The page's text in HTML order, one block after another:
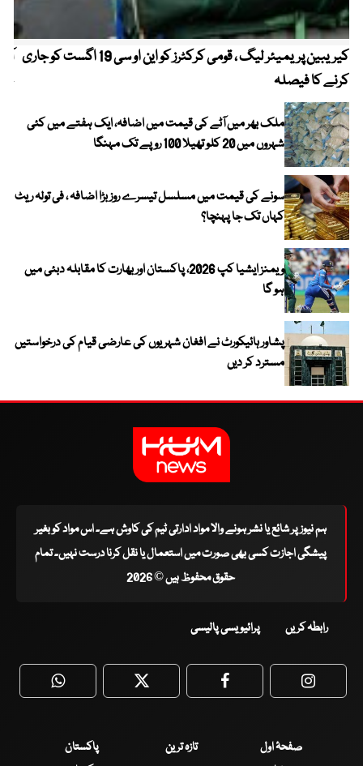
کیریبین پریمیئر لیگ ، قومی کرکٹرز کو این او سی 19 اگست کو جاری
کرنے کا فیصلہ
ملک بھر میں آٹے کی قیمت میں اضافہ، ایک ہفتے میں کئی
شہروں میں 20 کلو تھیلا 100 روپے تک مہنگا
سونے کی قیمت میں مسلسل تیسرے روز بڑا اضافہ ، فی تولہ ریٹ
کہاں تک جا پہنچا؟
ویمنز ایشیا کپ 2026، پاکستان اور بھارت کا مقابلہ دبئی میں
ہو گا
پشاور ہائیکورٹ نے افغان شہریوں کی عارضی قیام کی درخواستیں
مسترد کر دیں
ہم نیوز پر شائع یا نشر ہونے والا مواد ادارتی ٹیم کی کاوش ہے۔ اس مواد کو بغیر
پیشگی اجازت کسی بھی صورت میں استعمال یا نقل کرنا درست نہیں۔ تمام
حقوق محفوظ ہیں © 2026
رابطہ کریں پرائیویسی پالیسی
WhatsApp Twitter Facebook
صفحۂ اول تازہ ترین
پاکستان